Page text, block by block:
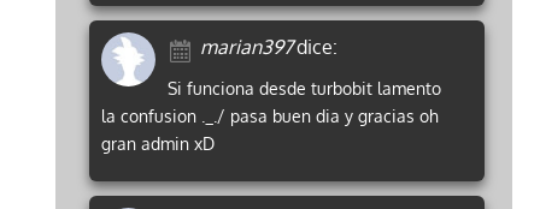
marian397dice:
Si funciona desde turbobit lamento
la confusion ._./ pasa buen dia y gracias oh
gran admin xD